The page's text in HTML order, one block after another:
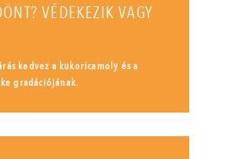
VÉDEKEZIK VAGY
kedvez a kukoricamoly és a
gradációjának.